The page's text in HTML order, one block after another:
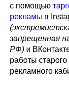
с помощью
рекламы в
запрещенная
РФ) и
работы
рекламного